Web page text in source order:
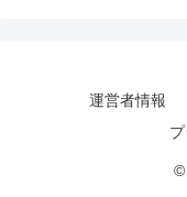
運営者情報
©